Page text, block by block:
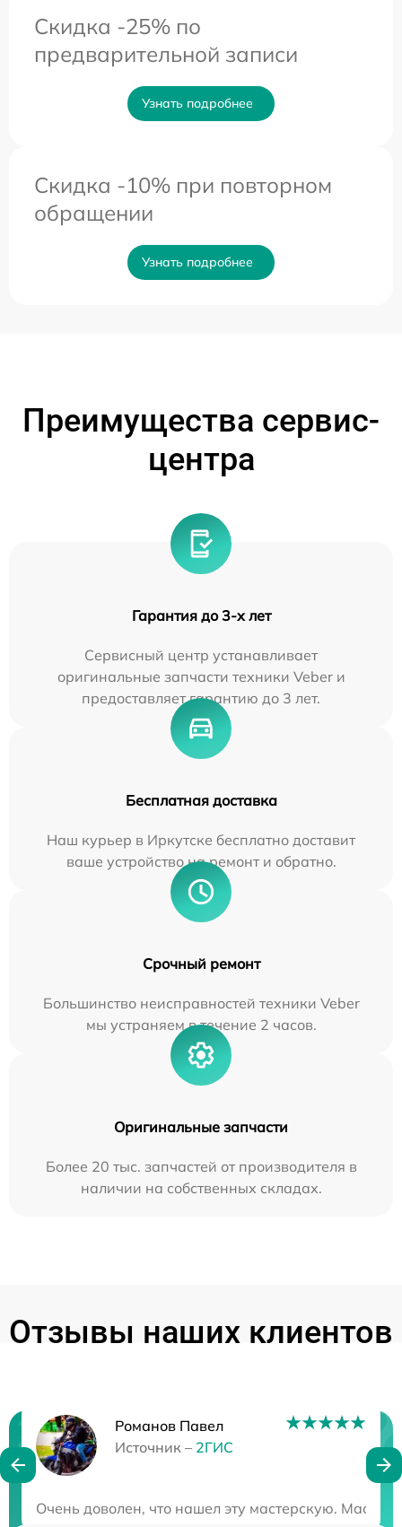
Скидка -25% по
предварительной записи
Узнать подробнее
Скидка -10% при повторном
обращении
Узнать подробнее
Преимущества сервис-
центра
Гарантия до 3-х лет
Сервисный центр устанавливает
оригинальные запчасти техники Veber и
предоставляет гарантию до 3 лет.
Бесплатная доставка
Наш курьер в Иркутске бесплатно доставит
ваше устройство на ремонт и обратно.
Срочный ремонт
Большинство неисправностей техники Veber
мы устраняем в течение 2 часов.
Оригинальные запчасти
Более 20 тыс. запчастей от производителя в
наличии на собственных складах.
Отзывы наших клиентов
Романов Павел
Источник – 2ГИС
Очень доволен, что нашел эту мастерскую.
Нужна консультация?